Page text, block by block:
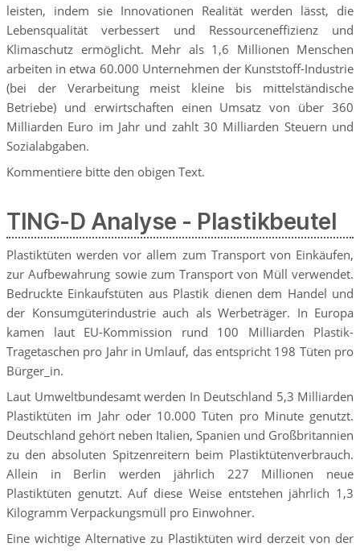
leisten, indem sie Innovationen Realität werden lässt, die
Lebensqualität verbessert und Ressourceneffizienz und
Klimaschutz ermöglicht. Mehr als 1,6 Millionen Menschen
arbeiten in etwa 60.000 Unternehmen der Kunststoff-Industrie
(bei der Verarbeitung meist kleine bis mittelständische
Betriebe) und erwirtschaften einen Umsatz von über 360
Milliarden Euro im Jahr und zahlt 30 Milliarden Steuern und
Sozialabgaben.
Kommentiere bitte den obigen Text.
TING-D Analyse - Plastikbeutel
Plastiktüten werden vor allem zum Transport von Einkäufen,
zur Aufbewahrung sowie zum Transport von Müll verwendet.
Bedruckte Einkaufstüten aus Plastik dienen dem Handel und
der Konsumgüterindustrie auch als Werbeträger. In Europa
kamen laut EU-Kommission rund 100 Milliarden Plastik-
Tragetaschen pro Jahr in Umlauf, das entspricht 198 Tüten pro
Bürger_in.
Laut Umweltbundesamt werden In Deutschland 5,3 Milliarden
Plastiktüten im Jahr oder 10.000 Tüten pro Minute genutzt.
Deutschland gehört neben Italien, Spanien und Großbritannien
zu den absoluten Spitzenreitern beim Plastiktütenverbrauch.
Allein in Berlin werden jährlich 227 Millionen neue
Plastiktüten genutzt. Auf diese Weise entstehen jährlich 1,3
Kilogramm Verpackungsmüll pro Einwohner.
Eine wichtige Alternative zu Plastiktüten wird derzeit von der